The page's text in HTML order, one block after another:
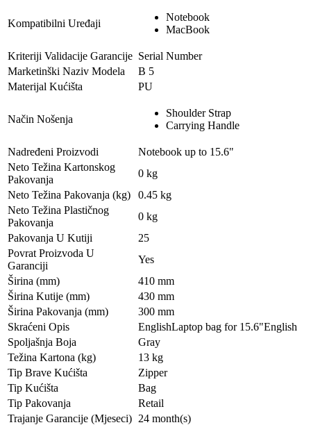
Kompatibilni Uređaji
Notebook
MacBook
Kriteriji Validacije Garancije Serial Number
Marketinški Naziv Modela
B 5
Materijal Kućišta
PU
Način Nošenja
Shoulder Strap
Carrying Handle
Nadređeni Proizvodi
Notebook up to 15.6"
Neto Težina Kartonskog
Pakovanja
0 kg
Neto Težina Pakovanja (kg)
0.45 kg
Neto Težina Plastičnog
Pakovanja
0 kg
Pakovanja U Kutiji
25
Povrat Proizvoda U
Garanciji
Yes
Širina (mm)
410 mm
Širina Kutije (mm)
430 mm
Širina Pakovanja (mm)
300 mm
Skraćeni Opis
EnglishLaptop bag for 15.6"English
Spoljašnja Boja
Gray
Težina Kartona (kg)
13 kg
Tip Brave Kućišta
Zipper
Tip Kućišta
Bag
Tip Pakovanja
Retail
Trajanje Garancije (Mjeseci) 24 month(s)